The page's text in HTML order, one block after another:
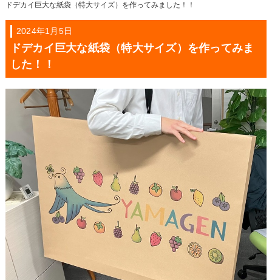
ドデカイ巨大な紙袋（特大サイズ）を作ってみました！！
2024年1月5日
ドデカイ巨大な紙袋（特大サイズ）を作ってみま
した！！